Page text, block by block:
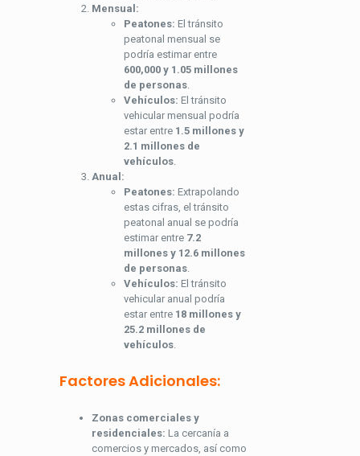
Mensual:
Peatones: El tránsito
peatonal mensual se
podría estimar entre
600,000 y 1.05 millones
de personas
Vehículos: El tránsito
vehicular mensual podría
estar entre 1.5 millones y
2.1 millones de
vehículos
Anual:
Peatones: Extrapolando
estas cifras, el tránsito
peatonal anual se podría
estimar entre 7.2
millones y 12.6 millones
de personas
Vehículos: El tránsito
vehicular anual podría
estar entre 18 millones y
25.2 millones de
vehículos
Factores Adicionales:
Zonas comerciales y
residenciales: La cercanía a
comercios y mercados, así como